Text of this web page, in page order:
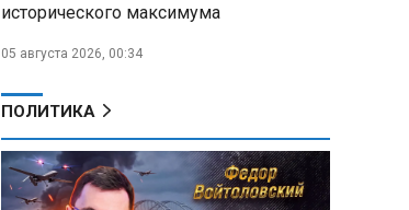
исторического максимума
05 августа 2026, 00:34
ПОЛИТИКА